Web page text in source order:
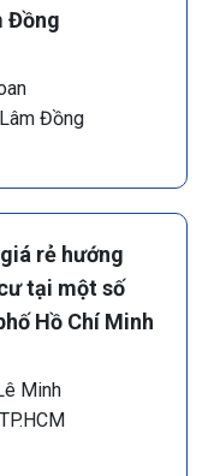
Đồng
Đồng
rẻ hướng
tại một số
Hồ Chí Minh
Minh